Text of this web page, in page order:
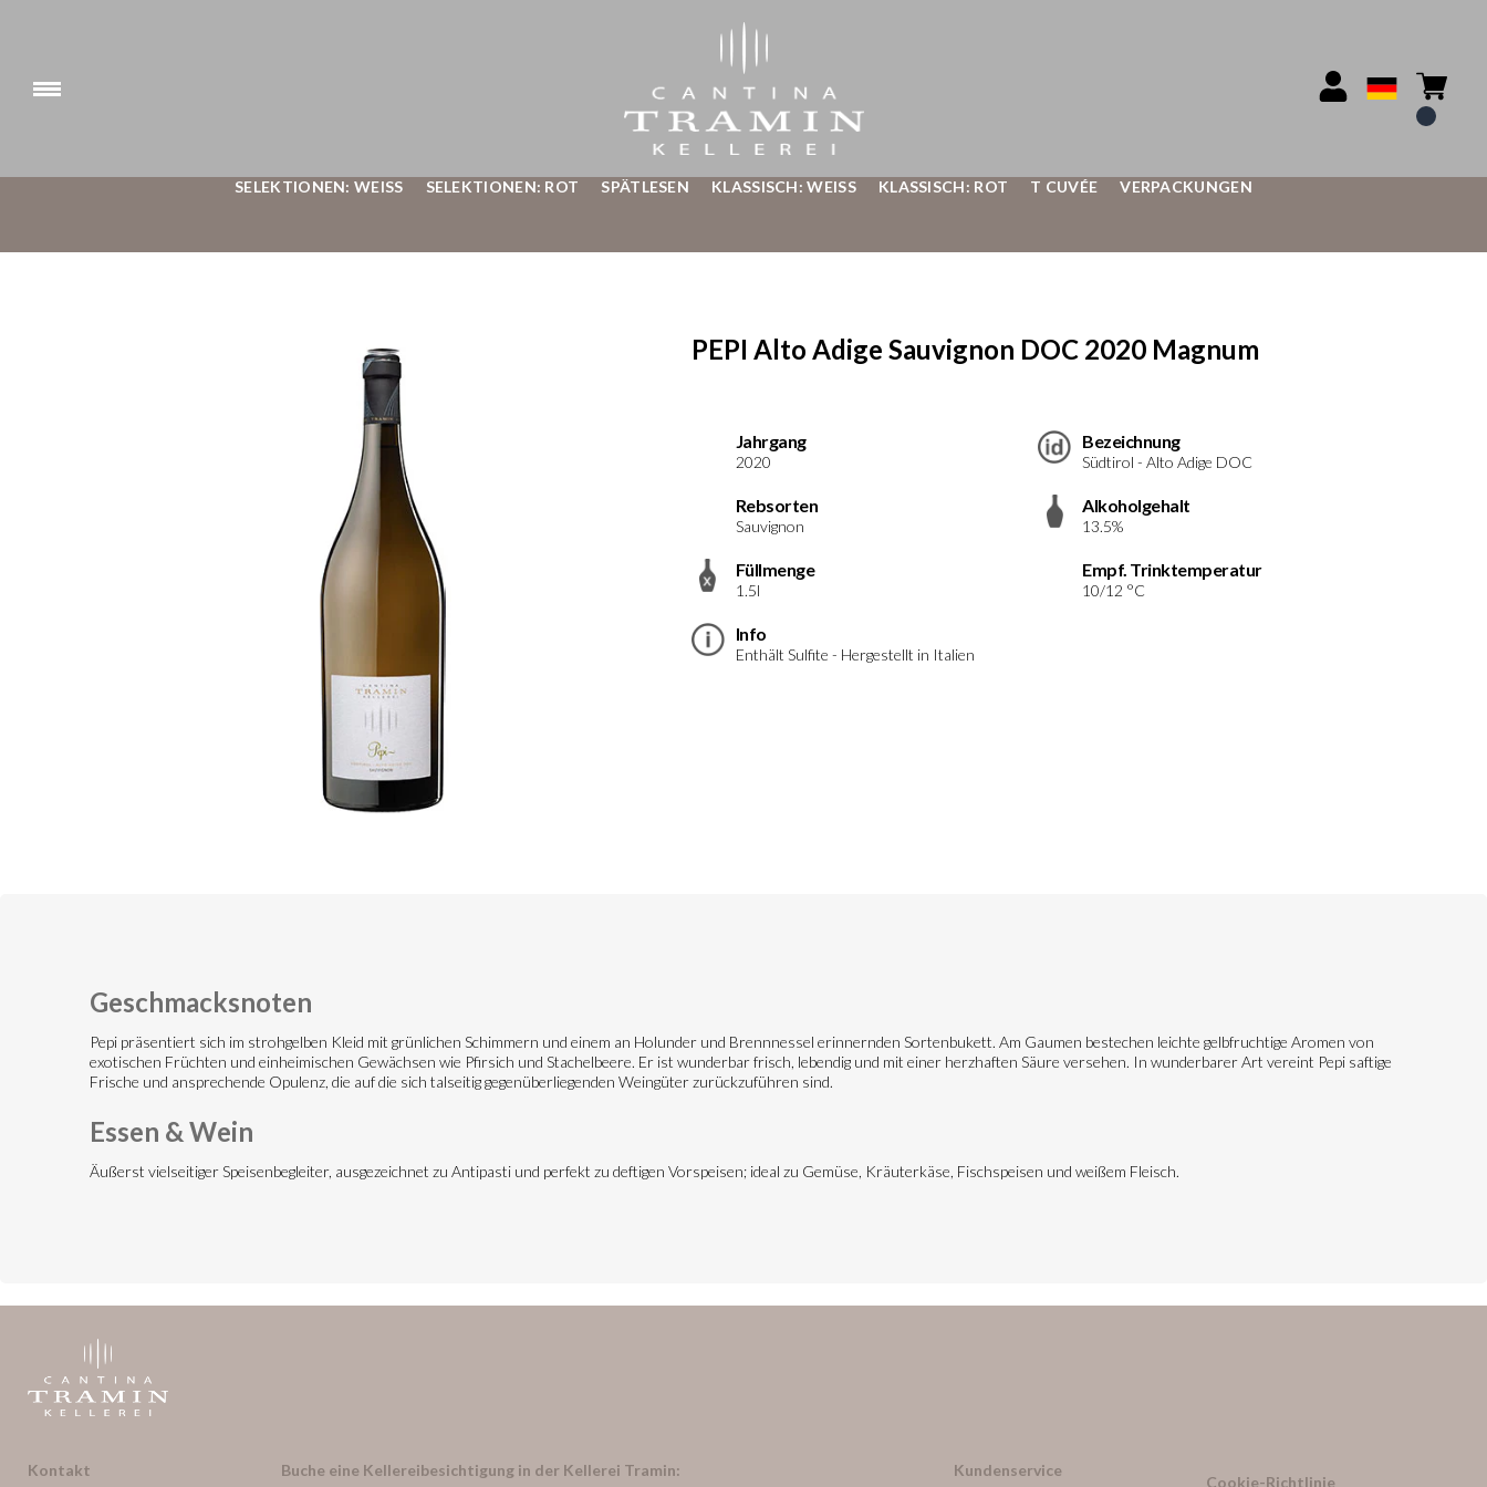
SELEKTIONEN: WEISS SELEKTIONEN: ROT SPÄTLESEN KLASSISCH: WEISS KLASSISCH: ROT T CUVÉE VERPACKUNGEN
PEPI Alto Adige Sauvignon DOC 2020 Magnum
Jahrgang
2020
Bezeichnung
Südtirol - Alto Adige DOC
Rebsorten
Sauvignon
Alkoholgehalt
13.5%
Füllmenge
1.5l
Empf. Trinktemperatur
10/12 °C
Info
Enthält Sulfite - Hergestellt in Italien
Geschmacksnoten
Pepi präsentiert sich im strohgelben Kleid mit grünlichen Schimmern und einem an Holunder und Brennnessel erinnernden Sortenbukett. Am Gaumen bestechen leichte gelbfruchtige Aromen von
exotischen Früchten und einheimischen Gewächsen wie Pfirsich und Stachelbeere. Er ist wunderbar frisch, lebendig und mit einer herzhaften Säure versehen. In wunderbarer Art vereint Pepi saftige
Frische und ansprechende Opulenz, die auf die sich talseitig gegenüberliegenden Weingüter zurückzuführen sind.
Essen & Wein
Äußerst vielseitiger Speisenbegleiter, ausgezeichnet zu Antipasti und perfekt zu deftigen Vorspeisen; ideal zu Gemüse, Kräuterkäse, Fischspeisen und weißem Fleisch.
Kontakt Buche eine Kellereibesichtigung in der Kellerei Tramin: Kundenservice
Cookie-Richtlinie